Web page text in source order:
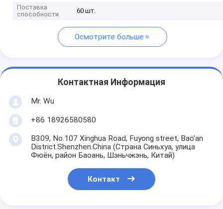
Поставка
способности
60 шт.
Осмотрите больше
Контактная Информация
Mr. Wu
+86 18926580580
B309, No.107 Xinghua Road, Fuyong street, Bao'an
District.Shenzhen.China (Страна Синьхуа, улица
Фюён, район Баоань, Шэньчжэнь, Китай)
Контакт